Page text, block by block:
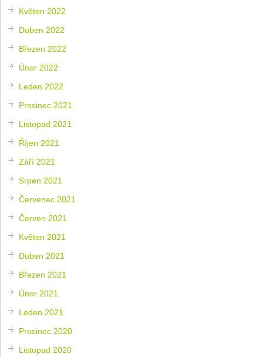
Květen 2022
Duben 2022
Březen 2022
Únor 2022
Leden 2022
Prosinec 2021
Listopad 2021
Říjen 2021
Září 2021
Srpen 2021
Červenec 2021
Červen 2021
Květen 2021
Duben 2021
Březen 2021
Únor 2021
Leden 2021
Prosinec 2020
Listopad 2020